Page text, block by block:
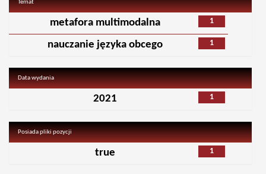
Temat
1
metafora multimodalna
1
nauczanie języka obcego
Data wydania
1
2021
Posiada pliki pozycji
1
true